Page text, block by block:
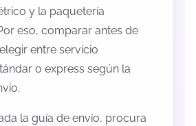
y la paquetería
eso, comparar antes de
entre servicio
o express según la
la guía de envío, procura